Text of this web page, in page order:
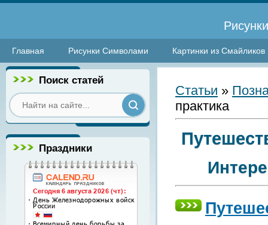
Главная Рисунки Символами Картинки из Смайликов
Поиск статей
Праздники
Статьи »
практика